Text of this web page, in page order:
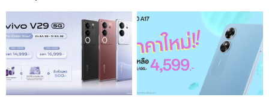
โดดเด่นด้วยสุนทรียศาสตร์แห่ง